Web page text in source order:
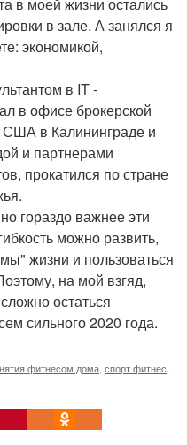
в зале. А занялся я
экономикой,
в IT -
в офисе брокерской
в Калининграде и
и партнерами
прокатился по стране
гораздо важнее эти
можно развить,
жизни и пользоваться
на мой взгяд,
остаться
сильного 2020 года.
фитнесом дома спорт фитнес